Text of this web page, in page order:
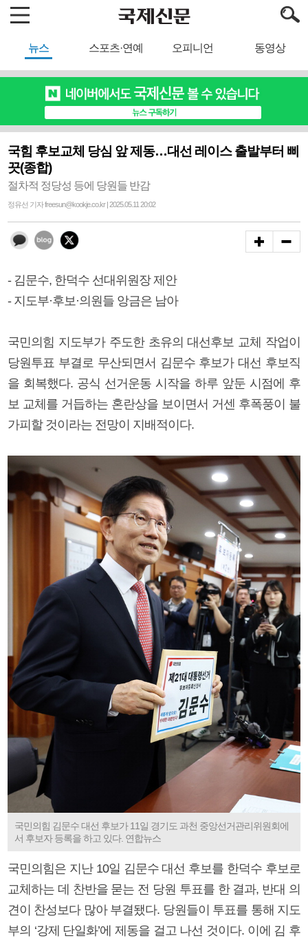
뉴스 스포츠·연예 오피니언 동영상
국힘 후보교체 당심 앞 제동…대선 레이스 출발부터 삐
끗(종합)
절차적 정당성 등에 당원들 반감
정유선 기자 freesun@kookje.co.kr | 2025.05.11 20:02
- 김문수, 한덕수 선대위원장 제안
- 지도부·후보·의원들 앙금은 남아
국민의힘 지도부가 주도한 초유의 대선후보 교체 작업이
당원투표 부결로 무산되면서 김문수 후보가 대선 후보직
을 회복했다. 공식 선거운동 시작을 하루 앞둔 시점에 후
보 교체를 거듭하는 혼란상을 보이면서 거센 후폭풍이 불
가피할 것이라는 전망이 지배적이다.
국민의힘 김문수 대선 후보가 11일 경기도 과천 중앙선거관리위원회에
서 후보자 등록을 하고 있다. 연합뉴스
국민의힘은 지난 10일 김문수 대선 후보를 한덕수 후보로
교체하는 데 찬반을 묻는 전 당원 투표를 한 결과, 반대 의
견이 찬성보다 많아 부결됐다. 당원들이 투표를 통해 지도
부의 ‘강제 단일화’에 제동을 걸고 나선 것이다. 이에 김 후